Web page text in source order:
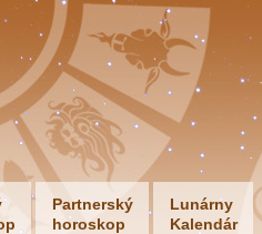
Partnerský
horoskop
Lunárny
Kalendár